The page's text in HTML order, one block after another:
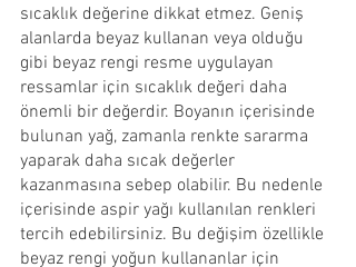
sıcaklık değerine dikkat etmez. Geniş
alanlarda beyaz kullanan veya olduğu
gibi beyaz rengi resme uygulayan
ressamlar için sıcaklık değeri daha
önemli bir değerdir. Boyanın içerisinde
bulunan yağ, zamanla renkte sararma
yaparak daha sıcak değerler
kazanmasına sebep olabilir. Bu nedenle
içerisinde aspir yağı kullanılan renkleri
tercih edebilirsiniz. Bu değişim özellikle
beyaz rengi yoğun kullananlar için